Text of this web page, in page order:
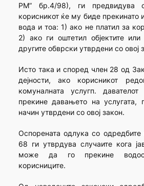
РМ” бр.4/98), ги предвидува
корисникот ќе му биде прекинато
вода и тоа: 1) ако не платил за
2) ако ги оштетил објектите
другите обврски утврдени со овој
Исто така и според член 28 од
дејности, ако корисникот
комуналната услугп.
прекине давањето на услугата,
начин утврдени со овој закон.
Оспорената одлука со
68 ги утврдува случаите кога
може да го прекине
корисниците.